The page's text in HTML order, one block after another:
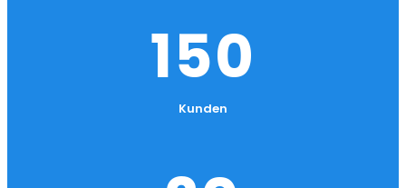
150
Kunden